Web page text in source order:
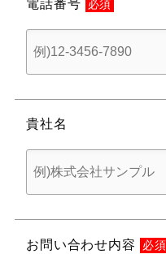
電話番号 必須
貴社名
お問い合わせ内容 必須